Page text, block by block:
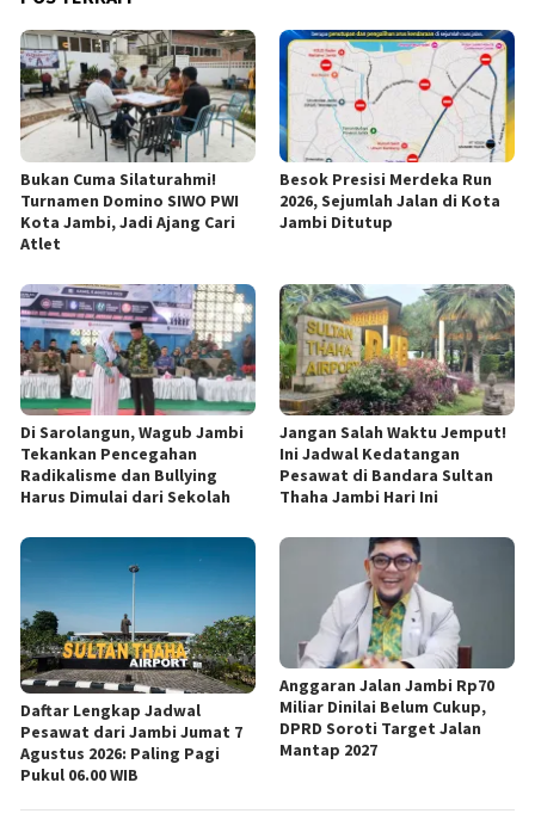
Bukan Cuma Silaturahmi!
Turnamen Domino SIWO PWI
Kota Jambi, Jadi Ajang Cari
Atlet
Besok Presisi Merdeka Run
2026, Sejumlah Jalan di Kota
Jambi Ditutup
Di Sarolangun, Wagub Jambi
Tekankan Pencegahan
Radikalisme dan Bullying
Harus Dimulai dari Sekolah
Jangan Salah Waktu Jemput!
Ini Jadwal Kedatangan
Pesawat di Bandara Sultan
Thaha Jambi Hari Ini
Daftar Lengkap Jadwal
Pesawat dari Jambi Jumat 7
Agustus 2026: Paling Pagi
Pukul 06.00 WIB
Anggaran Jalan Jambi Rp70
Miliar Dinilai Belum Cukup,
DPRD Soroti Target Jalan
Mantap 2027